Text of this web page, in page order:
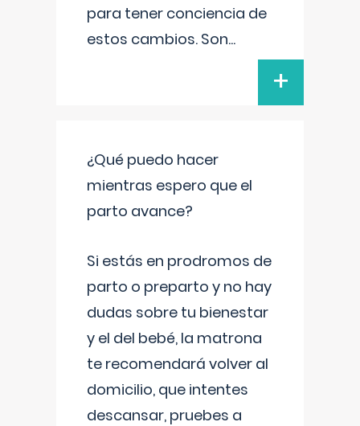
para tener conciencia de
estos cambios. Son...
+
¿Qué puedo hacer
mientras espero que el
parto avance?
Si estás en prodromos de
parto o preparto y no hay
dudas sobre tu bienestar
y el del bebé, la matrona
te recomendará volver al
domicilio, que intentes
descansar, pruebes a